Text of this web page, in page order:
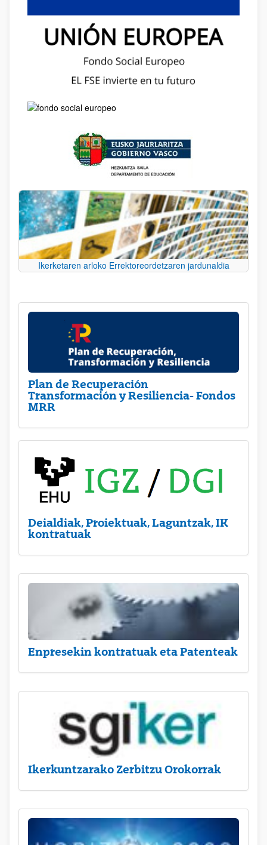
Ikerketaren arloko Errektoreordetzaren jardunaldia
Plan de Recuperación
Transformación y Resiliencia- Fondos
MRR
Deialdiak, Proiektuak, Laguntzak, IK
kontratuak
Enpresekin kontratuak eta Patenteak
Ikerkuntzarako Zerbitzu Orokorrak